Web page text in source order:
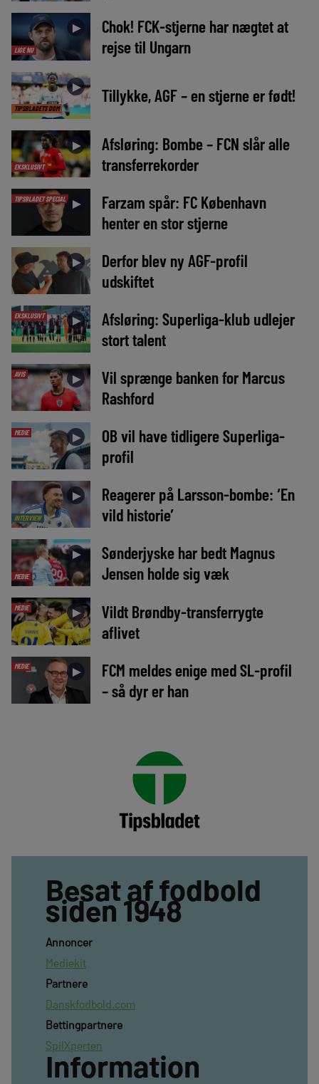
LIGE NU
►
Chok! FCK-stjerne har nægtet at
rejse til Ungarn
TIPSBLADETS DOM
► Tillykke, AGF – en stjerne er født!
EKSKLUSIVT
►
Afsløring: Bombe – FCN slår alle
transferrekorder
TIPSBLADET SPECIAL ►
Farzam spår: FC København
henter en stor stjerne
►
Derfor blev ny AGF-profil
udskiftet
EKSKLUSIVT ►
Afsløring: Superliga-klub udlejer
stort talent
AVIS ►
Vil sprænge banken for Marcus
Rashford
MEDIE ►
OB vil have tidligere Superliga-
profil
INTERVIEW
►
Reagerer på Larsson-bombe: ‘En
vild historie’
MEDIE
►
Sønderjyske har bedt Magnus
Jensen holde sig væk
MEDIE ►
Vildt Brøndby-transferrygte
aflivet
MEDIE ►
FCM meldes enige med SL-profil
– så dyr er han
Besat af fodbold
siden 1948
Annoncer
Mediekit
Partnere
Danskfodbold.com
Bettingpartnere
SpilXperten
Information